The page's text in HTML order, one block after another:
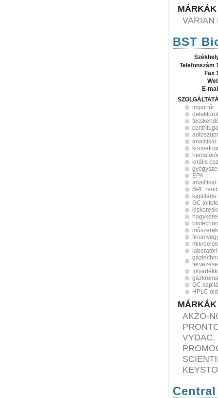
MÁRKÁK
VARIAN
BST
Telefonszám
Fax
E-
importőr
analitikai
királis
EPA
analitikai
SPE
kapilláris
GC
műszerek
tervezése
GC
HPLC
MÁRKÁK
AKZO-
VYDAC,